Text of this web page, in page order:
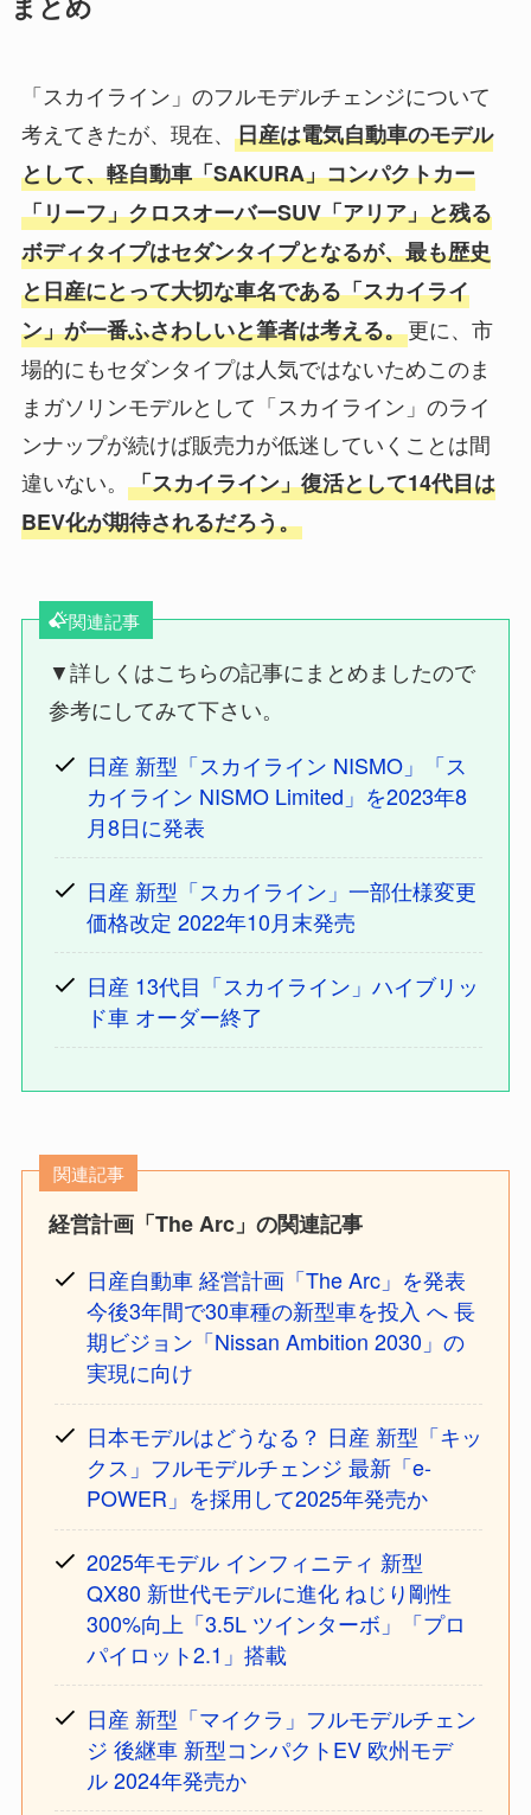
「スカイライン」のフルモデルチェンジについて
考えてきたが、現在、 日産は電気自動車のモデル
として、軽自動車「SAKURA」コンパクトカー
「リーフ」クロスオーバーSUV「アリア」と残る
ボディタイプはセダンタイプとなるが、最も歴史
と日産にとって大切な車名である「スカイライ
ン」が一番ふさわしいと筆者は考える。更に、市
場的にもセダンタイプは人気ではないためこのま
まガソリンモデルとして「スカイライン」のライ
ンナップが続けば販売力が低迷していくことは間
違いない。 「スカイライン」復活として14代目は
BEV化が期待されるだろう。
関連記事
▼詳しくはこちらの記事にまとめましたので
参考にしてみて下さい。
日産 新型「スカイライン NISMO」「ス
カイライン NISMO Limited」を2023年8
月8日に発表
日産 新型「スカイライン」一部仕様変更
価格改定 2022年10月末発売
日産 13代目「スカイライン」ハイブリッ
ド車 オーダー終了
関連記事
経営計画「The Arc」の関連記事
日産自動車 経営計画「The Arc」を発表
今後3年間で30車種の新型車を投入 へ 長
期ビジョン「Nissan Ambition 2030」の
実現に向け
日本モデルはどうなる？ 日産 新型「キッ
クス」フルモデルチェンジ 最新「e-
POWER」を採用して2025年発売か
2025年モデル インフィニティ 新型
QX80 新世代モデルに進化 ねじり剛性
300%向上「3.5L ツインターボ」「プロ
パイロット2.1」搭載
日産 新型「マイクラ」フルモデルチェン
ジ 後継車 新型コンパクトEV 欧州モデ
ル 2024年発売か